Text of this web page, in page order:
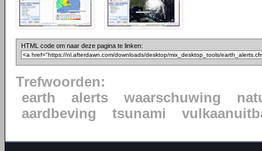
HTML code om naar deze pagina te linken:
Trefwoorden:
earth
alerts waarschuwing
aardbeving
tsunami